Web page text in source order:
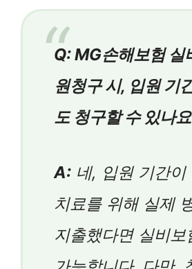
Q: MG손해보험 실
원청구 시, 입원 기
도 청구할 수 있나
A: 네, 입원 기간이
치료를 위해 실제
지출했다면 실비보